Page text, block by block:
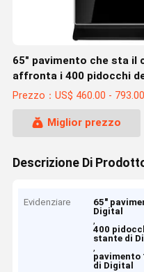
65" pavimento che sta il
affronta i 400 pidocchi
luminoso
Prezzo：US$ 460.00 -
Miglior prezzo
Descrizione Di
Evidenziare
65"
Digital
,
400
stante di
,
pavimento
di Digital